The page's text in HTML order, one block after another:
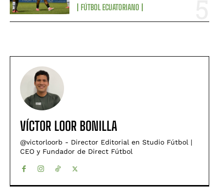
FÚTBOL ECUATORIANO
VÍCTOR LOOR BONILLA
@victorloorb - Director Editorial en Studio Fútbol |
CEO y Fundador de Direct Fútbol